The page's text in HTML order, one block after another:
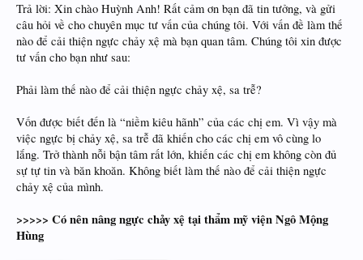
Trả lời: Xin chào Huỳnh Anh! Rất cảm ơn bạn đã tin tưởng, và gửi
câu hỏi về cho chuyên mục tư vấn của chúng tôi. Với vấn đề làm thế
nào để cải thiện ngực chảy xệ mà bạn quan tâm. Chúng tôi xin được
tư vấn cho bạn như sau:
Phải làm thế nào để cải thiện ngực chảy xệ, sa trễ?
Vốn được biết đến là “niềm kiêu hãnh” của các chị em. Vì vậy mà
việc ngực bị chảy xệ, sa trễ đã khiến cho các chị em vô cùng lo
lắng. Trở thành nỗi bận tâm rất lớn, khiến các chị em không còn đủ
sự tự tin và băn khoăn. Không biết làm thế nào để cải thiện ngực
chảy xệ của mình.
>>>>> Có nên nâng ngực chảy xệ tại thẩm mỹ viện Ngô Mộng
Hùng